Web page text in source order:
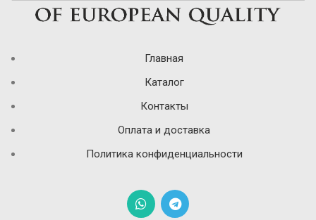
Главная
Каталог
Контакты
Оплата и доставка
Политика конфиденциальности